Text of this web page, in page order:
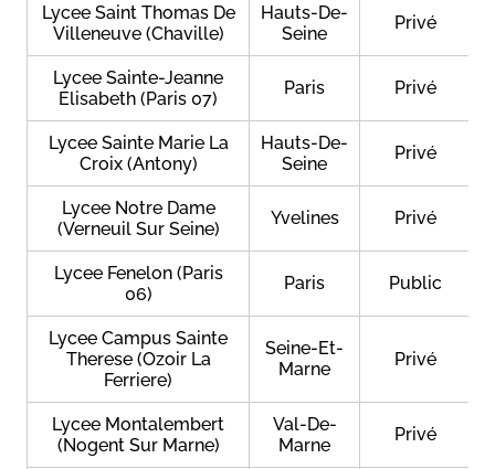
Lycee Saint Thomas De
Villeneuve (Chaville)
Hauts-De-
Seine
Privé
Lycee Sainte-Jeanne
Elisabeth (Paris 07)
Paris Privé
Lycee Sainte Marie La
Croix (Antony)
Hauts-De-
Seine
Privé
Lycee Notre Dame
(Verneuil Sur Seine)
Yvelines Privé
Lycee Fenelon (Paris
06)
Paris Public
Lycee Campus Sainte
Therese (Ozoir La
Ferriere)
Seine-Et-
Marne
Privé
Lycee Montalembert
(Nogent Sur Marne)
Val-De-
Marne
Privé